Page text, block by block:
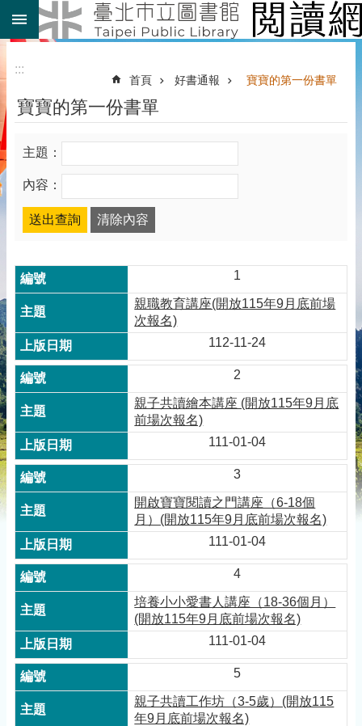
跳到主要內容區塊
:::
首頁 好書通報 寶寶的第一份書單
寶寶的第一份書單
主題：
內容：
1
親職教育講座(開放115年9月底前場
次報名)
112-11-24
2
親子共讀繪本講座 (開放115年9月底
前場次報名)
111-01-04
3
開啟寶寶閱讀之門講座（6-18個
月）(開放115年9月底前場次報名)
111-01-04
4
培養小小愛書人講座（18-36個月）
(開放115年9月底前場次報名)
111-01-04
5
親子共讀工作坊（3-5歲）(開放115
年9月底前場次報名)